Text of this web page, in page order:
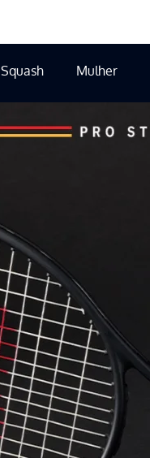
Squash Mulher